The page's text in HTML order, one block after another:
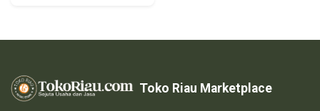
Toko Riau Marketplace